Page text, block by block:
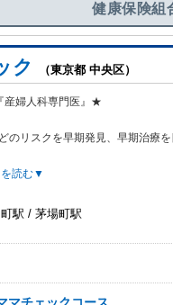
健康保険組
ク （東京都 中央区）
産婦人科専門医』★
のリスク を早期発見、早期治療
読む▼
駅 / 茅場町駅